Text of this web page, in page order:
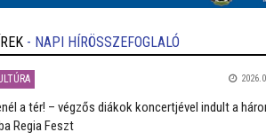
- NAPI HÍRÖSSZEFOGLALÓ
a tér! – végzős diákok koncertjével indult a
Regia Feszt